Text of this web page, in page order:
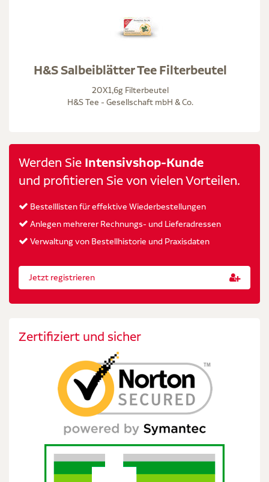
H&S Salbeiblätter Tee Filterbeutel
20X1,6g Filterbeutel
H&S Tee - Gesellschaft mbH & Co.
Werden Sie Intensivshop-Kunde
und profitieren Sie von vielen Vorteilen.
Bestelllisten für effektive Wiederbestellungen
Anlegen mehrerer Rechnungs- und Lieferadressen
Verwaltung von Bestellhistorie und Praxisdaten
Jetzt registrieren
Zertifiziert und sicher